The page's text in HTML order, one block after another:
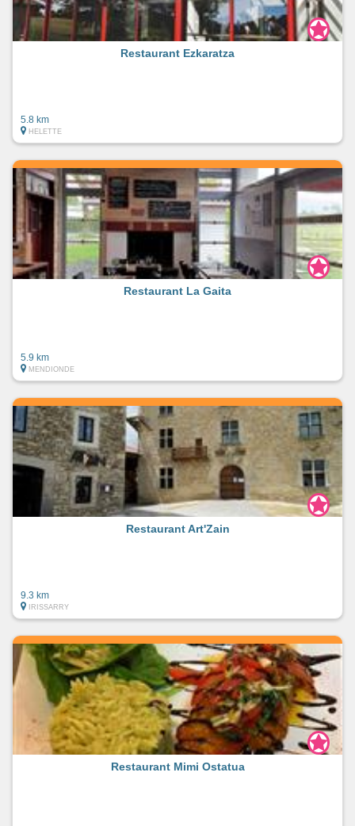
Restaurant Ezkaratza
5.8 km
HELETTE
Restaurant La Gaita
5.9 km
MENDIONDE
Restaurant Art'Zain
9.3 km
IRISSARRY
Restaurant Mimi Ostatua